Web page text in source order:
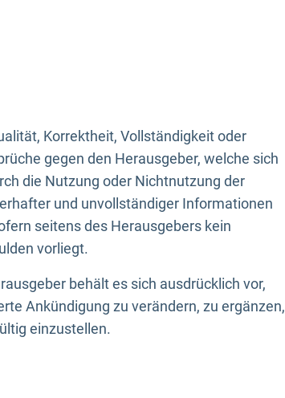
Korrektheit, Vollständigkeit oder
gegen den Herausgeber, welche sich
die Nutzung oder Nichtnutzung der
und unvollständiger Informationen
seitens des Herausgebers kein
vorliegt.
behält es sich ausdrücklich vor,
Ankündigung zu verändern, zu ergänzen,
einzustellen.